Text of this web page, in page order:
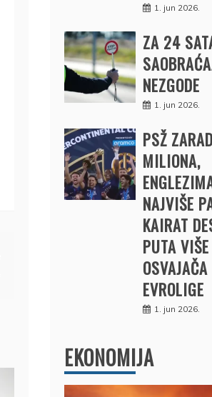
1. jun 2026.
ZA 24
NEZGODE
1. jun 2026.
PSŽ
MILIONA,
NAJVIŠE
KAIRAT
PUTA
OSVAJAČA
EVROLIGE
1. jun 2026.
EKONOMIJA